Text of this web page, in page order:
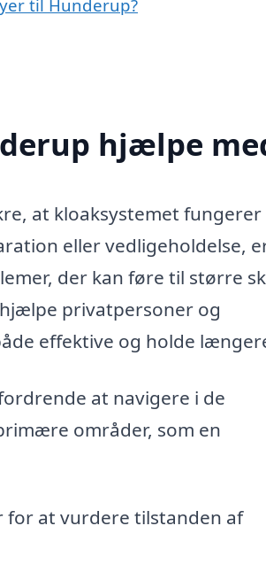
til Hunderup?
hjælpe
at kloaksystemet fungerer
eller vedligeholdelse,
der kan føre til større
privatpersoner og
effektive og holde
at navigere i de
områder, som en
for at vurdere tilstanden af